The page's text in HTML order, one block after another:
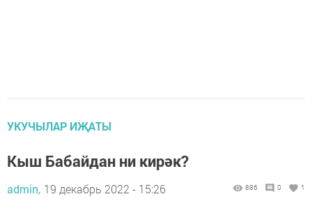
УКУЧЫЛАР ИҖАТЫ
Кыш Бабайдан ни кирәк?
admin, 19 декабрь 2022 - 15:26 886 0 1